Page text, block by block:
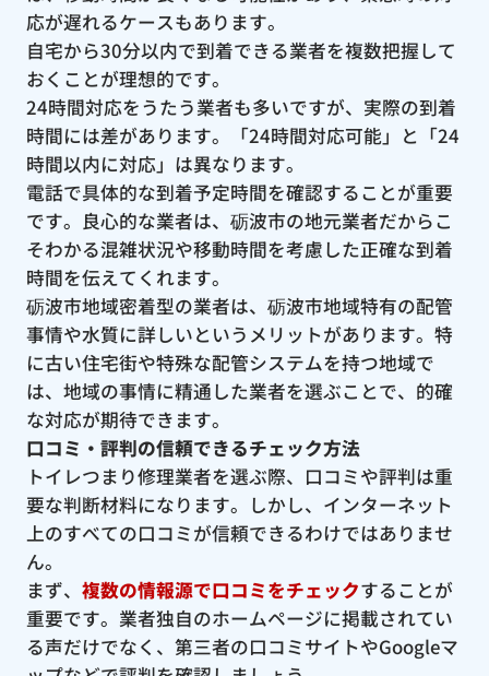
応が遅れるケースもあります。
自宅から30分以内で到着できる業者を複数把握して
おくことが理想的です。
24時間対応をうたう業者も多いですが、実際の到着
時間には差があります。「24時間対応可能」と「24
時間以内に対応」は異なります。
電話で具体的な到着予定時間を確認することが重要
です。良心的な業者は、砺波市の地元業者だからこ
そわかる混雑状況や移動時間を考慮した正確な到着
時間を伝えてくれます。
砺波市地域密着型の業者は、砺波市地域特有の配管
事情や水質に詳しいというメリットがあります。特
に古い住宅街や特殊な配管システムを持つ地域で
は、地域の事情に精通した業者を選ぶことで、的確
な対応が期待できます。
口コミ・評判の信頼できるチェック方法
トイレつまり修理業者を選ぶ際、口コミや評判は重
要な判断材料になります。しかし、インターネット
上のすべての口コミが信頼できるわけではありませ
ん。
まず、 複数の情報源で口コミをチェックすることが
重要です。業者独自のホームページに掲載されてい
る声だけでなく、第三者の口コミサイトやGoogleマ